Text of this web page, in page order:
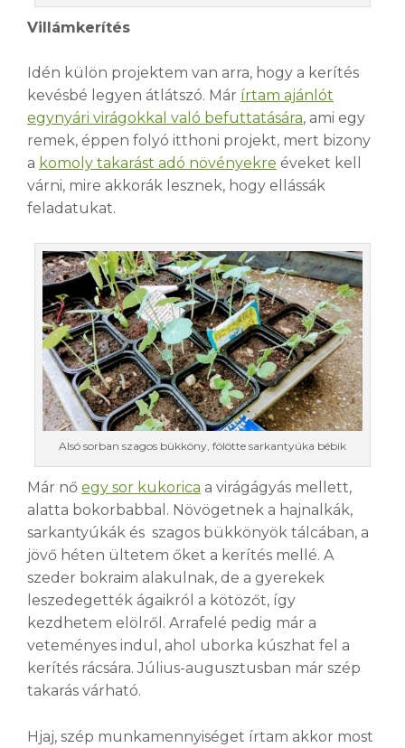
Villámkerítés
Idén külön projektem van arra, hogy a kerítés
kevésbé legyen átlátszó. Már írtam ajánlót
egynyári virágokkal való befuttatására, ami egy
remek, éppen folyó itthoni projekt, mert bizony
a komoly takarást adó növényekre éveket kell
várni, mire akkorák lesznek, hogy ellássák
feladatukat.
Alsó sorban szagos bükköny, fölötte sarkantyúka bébik
Már nő egy sor kukorica a virágágyás mellett,
alatta bokorbabbal. Növögetnek a hajnalkák,
sarkantyúkák és szagos bükkönyök tálcában, a
jövő héten ültetem őket a kerítés mellé. A
szeder bokraim alakulnak, de a gyerekek
leszedegették ágaikról a kötözőt, így
kezdhetem elölről. Arrafelé pedig már a
veteményes indul, ahol uborka kúszhat fel a
kerítés rácsára. Július-augusztusban már szép
takarás várható.
Hjaj, szép munkamennyiséget írtam akkor most